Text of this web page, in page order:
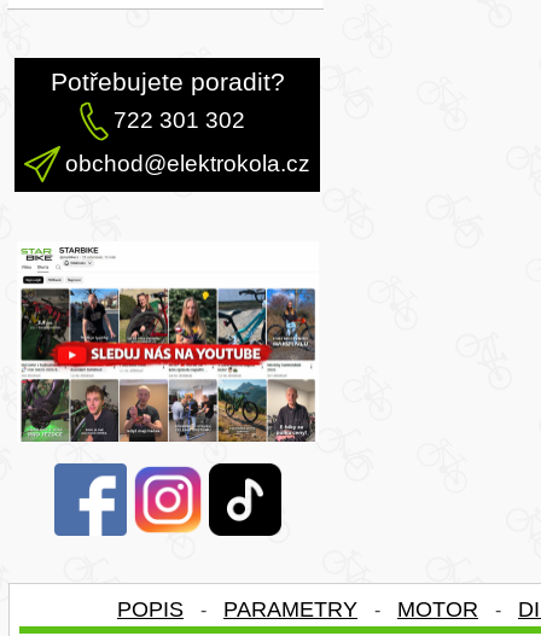
Potřebujete poradit?
722 301 302
obchod@elektrokola.cz
POPIS - PARAMETRY - MOTOR -